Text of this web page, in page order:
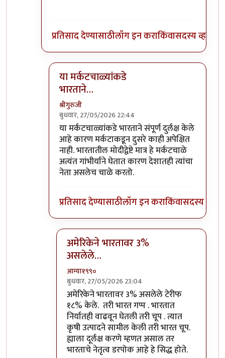
प्रतिसाद देण्यासाठीलॉग इन कराकिंवासदस्य व्हा
या मर्कटचाळ्यांकडे
भारताने…
श्रीगुरुजी
बुधवार, 27/05/2026 22:44
In reply toहे व्हेनेझुएलाच्या…byआग्या१९९०
या मर्कटचाळ्यांकडे भारताने संपूर्ण दुर्लक्ष केले
आहे कारण मर्कटाकडून दुसरे काही अपेक्षित
नाही. भारतातील मोदीद्वेष्टे मात्र हे मर्कटचाळे
अत्यंत गांभीर्याने घेतात कारण देशातही त्यांचा
नेता असलेच चाळे करतो.
प्रतिसाद देण्यासाठीलॉग इन कराकिंवासदस्य व्हा
अमेरिकेने भारतावर 3%
असलेले…
आग्या१९९०
बुधवार, 27/05/2026 23:04
In reply toया मर्कटचाळ्यांकडे भारताने…
अमेरिकेने भारतावर 3% असलेले टेरीफ
१८% केले. तरी भारत गप्प . भारतात
निर्यातही वाढवून घेतली तरी चूप . त्यात
कृषी उत्पादने सामील केली तरी भारत चूप.
ह्याला दूर्लक्ष करणे म्हणत असाल तर
भारताचे नेतृत्व डरपोक आहे हे सिद्ध होते.